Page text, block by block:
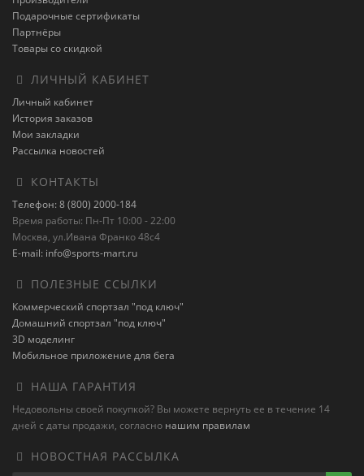
Подарочные сертификаты
Партнёры
Товары со скидкой
ЛИЧНЫЙ КАБИНЕТ
Личный кабинет
История заказов
Мои закладки
Рассылка новостей
КОНТАКТЫ
Телефон: 8 (800) 2000-184
Время работы: Пн-Пт 10:00 - 22:00
Москва, ул.Ивана Франко 48с4
E-mail: info@sports-mart.ru
ПОЛЕЗНЫЕ ССЫЛКИ
Коммерческий спортзал "под ключ"
Домашний спортзал "под ключ"
3D моделинг
Мобильное приложение для бега
НАША ГАРАНТИЯ
Недовольны своей покупкой? Вы можете вернуть ее в течение 14
дней с даты продажи, согласно нашим правилам
НОВОСТНАЯ РАССЫЛКА